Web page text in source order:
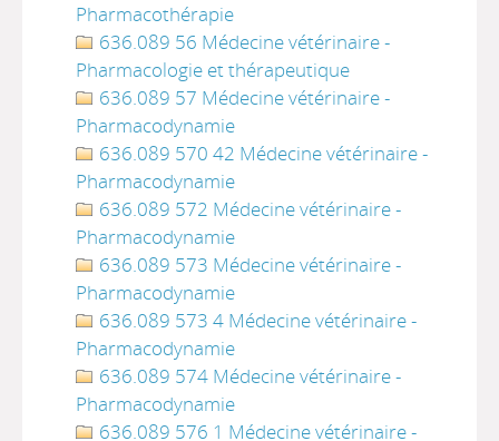
Pharmacothérapie
636.089 56 Médecine vétérinaire -
Pharmacologie et thérapeutique
636.089 57 Médecine vétérinaire -
Pharmacodynamie
636.089 570 42 Médecine vétérinaire -
Pharmacodynamie
636.089 572 Médecine vétérinaire -
Pharmacodynamie
636.089 573 Médecine vétérinaire -
Pharmacodynamie
636.089 573 4 Médecine vétérinaire -
Pharmacodynamie
636.089 574 Médecine vétérinaire -
Pharmacodynamie
636.089 576 1 Médecine vétérinaire -